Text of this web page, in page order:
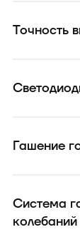
Точность
Гашение
Система
колебаний